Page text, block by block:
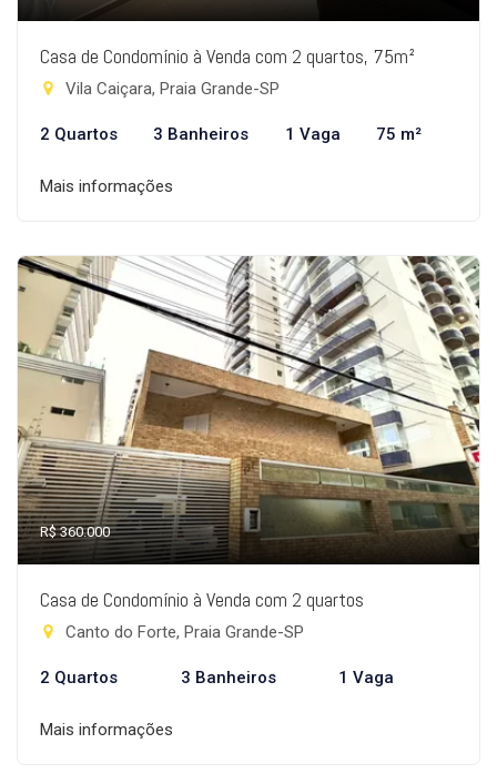
Casa de Condomínio à Venda com 2 quartos, 75m²
Vila Caiçara, Praia Grande-SP
2 Quartos 3 Banheiros 1 Vaga 75 m²
Mais informações
R$ 360.000
Casa de Condomínio à Venda com 2 quartos
Canto do Forte, Praia Grande-SP
2 Quartos 3 Banheiros 1 Vaga
Mais informações